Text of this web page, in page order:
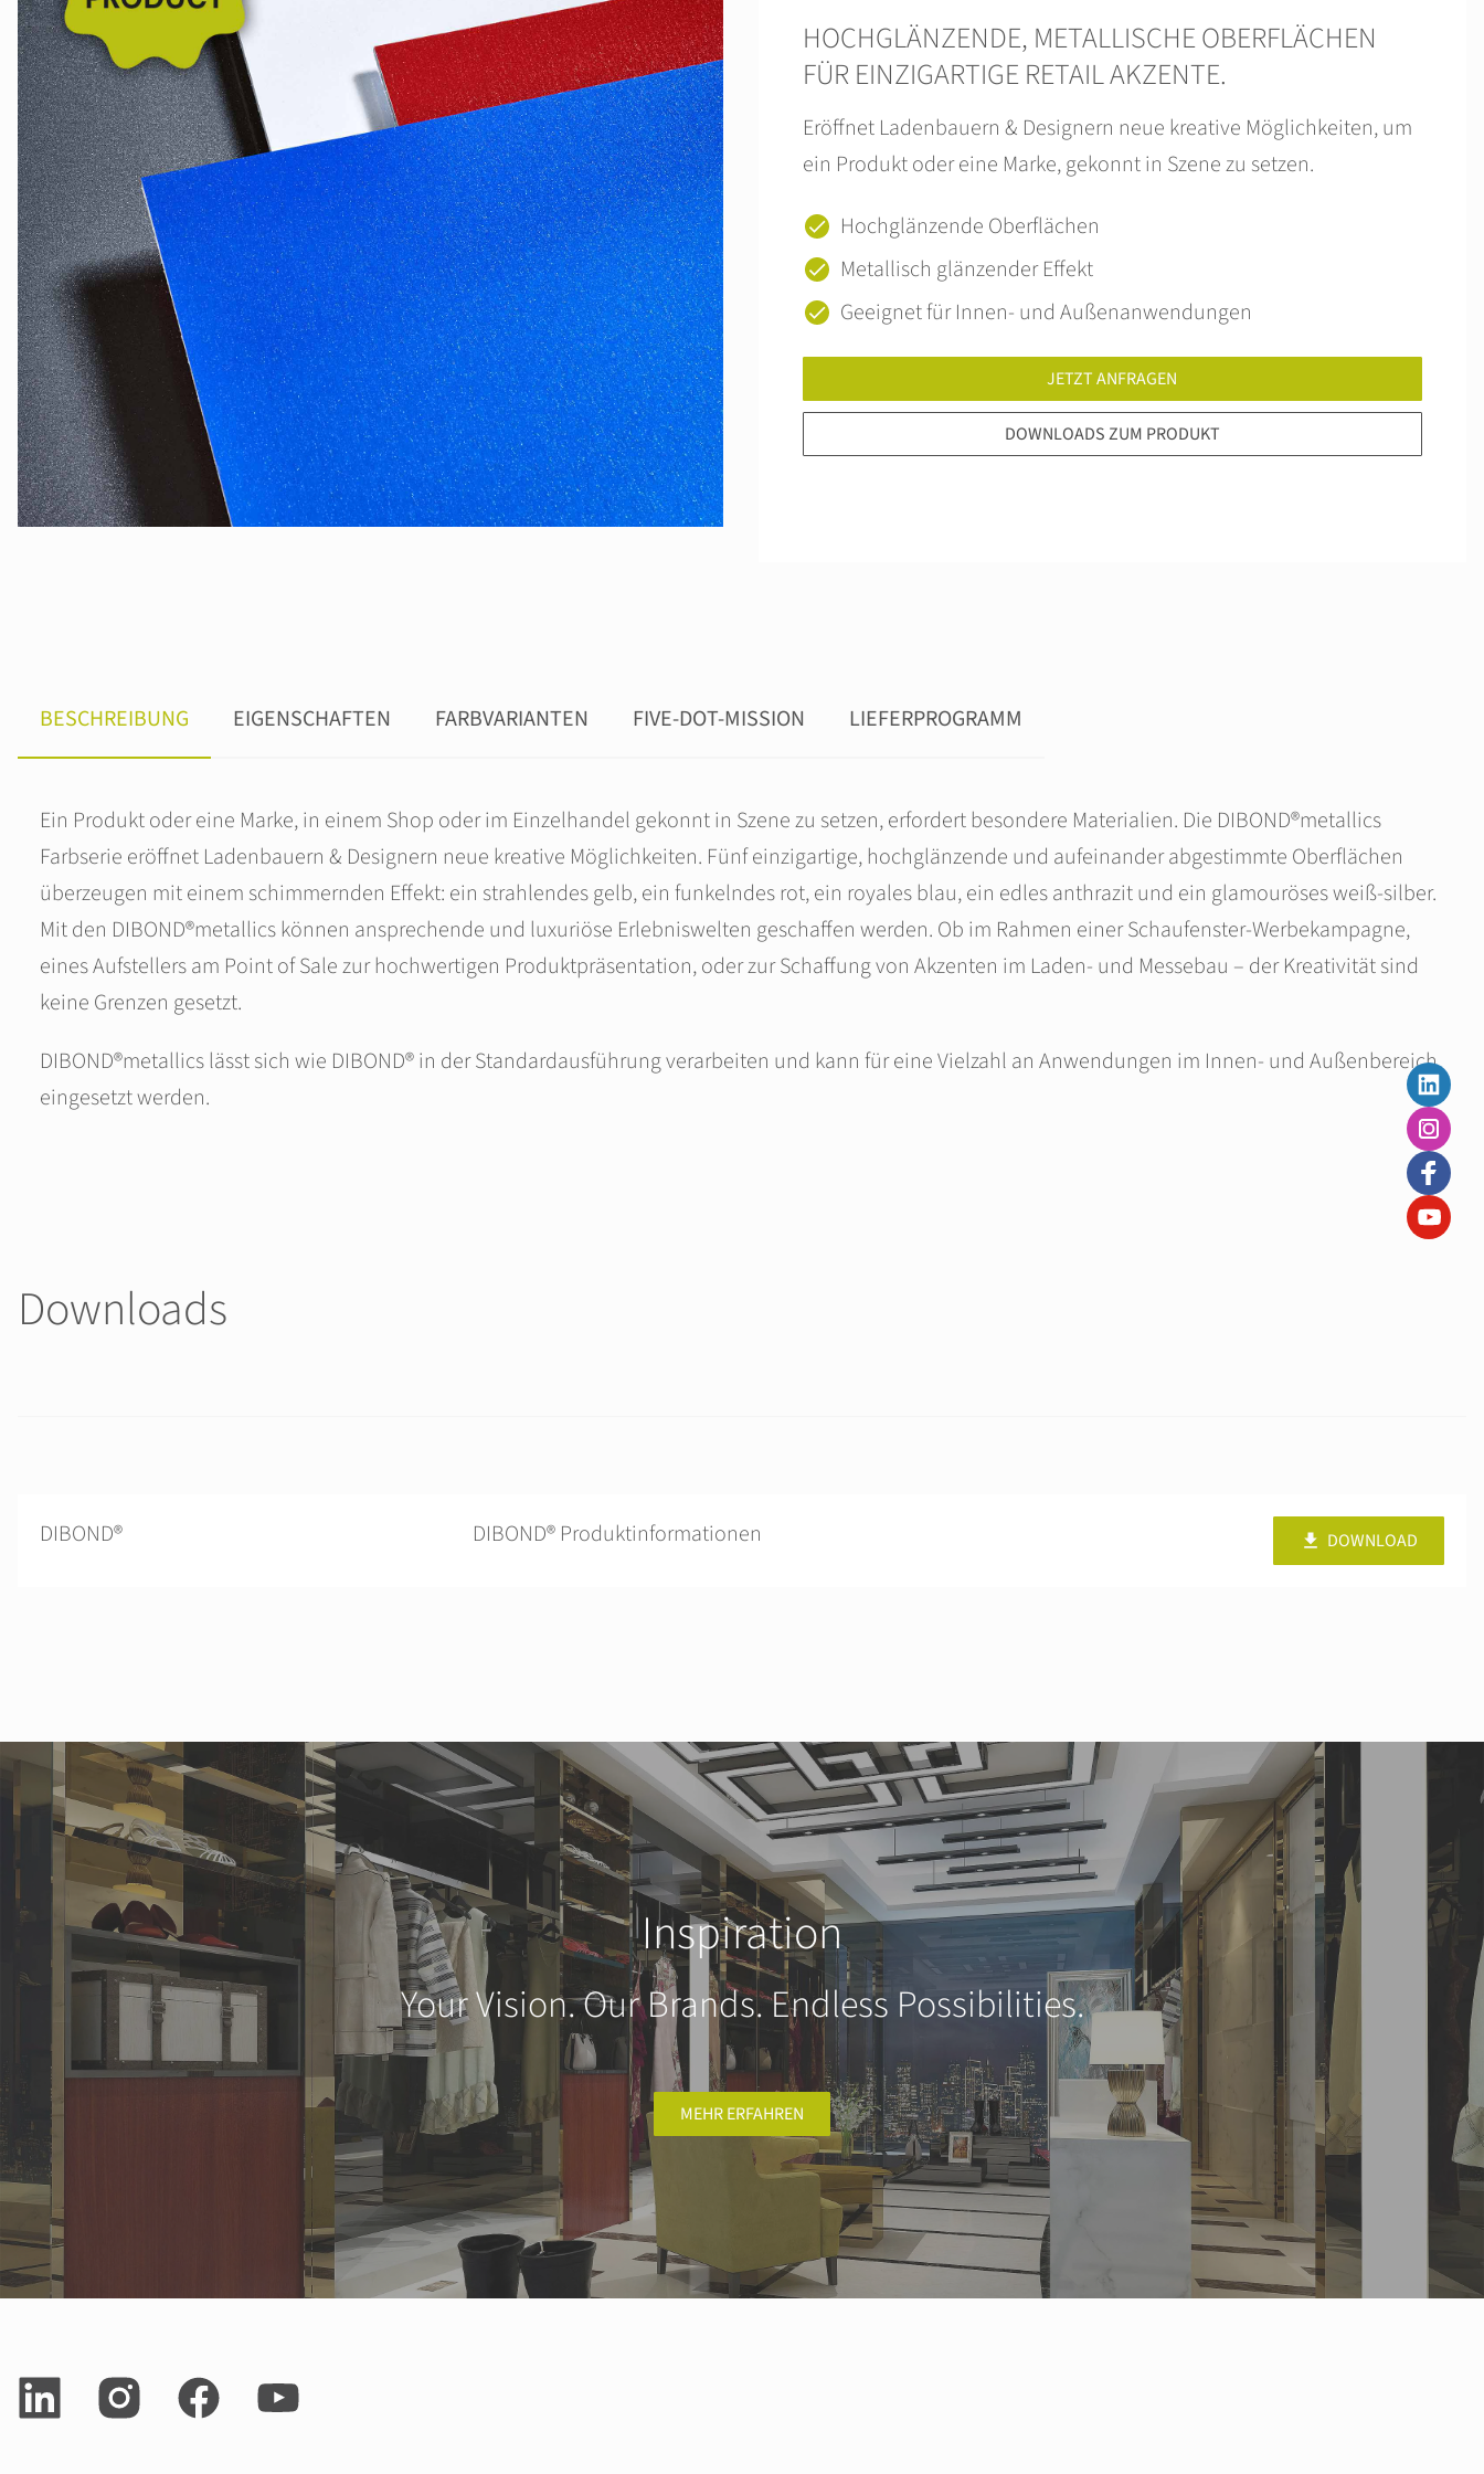
HOCHGLÄNZENDE, METALLISCHE OBERFLÄCHEN
FÜR EINZIGARTIGE RETAIL AKZENTE.
Eröffnet Ladenbauern & Designern neue kreative Möglichkeiten, um
ein Produkt oder eine Marke, gekonnt in Szene zu setzen.
Hochglänzende Oberflächen
Metallisch glänzender Effekt
Geeignet für Innen- und Außenanwendungen
JETZT ANFRAGEN
DOWNLOADS ZUM PRODUKT
BESCHREIBUNG EIGENSCHAFTEN FARBVARIANTEN FIVE-DOT-MISSION LIEFERPROGRAMM
Ein Produkt oder eine Marke, in einem Shop oder im Einzelhandel gekonnt in Szene zu setzen, erfordert besondere Materialien. Die DIBOND®metallics
Farbserie eröffnet Ladenbauern & Designern neue kreative Möglichkeiten. Fünf einzigartige, hochglänzende und aufeinander abgestimmte Oberflächen
überzeugen mit einem schimmernden Effekt: ein strahlendes gelb, ein funkelndes rot, ein royales blau, ein edles anthrazit und ein glamouröses weiß-silber.
Mit den DIBOND®metallics können ansprechende und luxuriöse Erlebniswelten geschaffen werden. Ob im Rahmen einer Schaufenster-Werbekampagne,
eines Aufstellers am Point of Sale zur hochwertigen Produktpräsentation, oder zur Schaffung von Akzenten im Laden- und Messebau – der Kreativität sind
keine Grenzen gesetzt.
DIBOND®metallics lässt sich wie DIBOND® in der Standardausführung verarbeiten und kann für eine Vielzahl an Anwendungen im Innen- und Außenbereich
eingesetzt werden.
Downloads
DIBOND® DIBOND® Produktinformationen DOWNLOAD
Inspiration
Your Vision. Our Brands. Endless Possibilities.
MEHR ERFAHREN